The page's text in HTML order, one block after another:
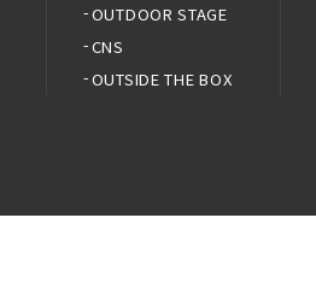
OUTDOOR STAGE
CNS
OUTSIDE THE BOX